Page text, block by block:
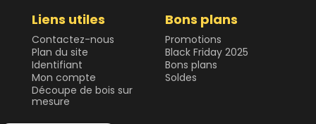
Liens utiles
Contactez-nous
Plan du site
Identifiant
Mon compte
Découpe de bois sur
mesure
Bons plans
Promotions
Black Friday 2025
Bons plans
Soldes